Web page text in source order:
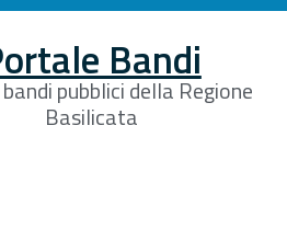
Bandi
pubblici della Regione
Basilicata